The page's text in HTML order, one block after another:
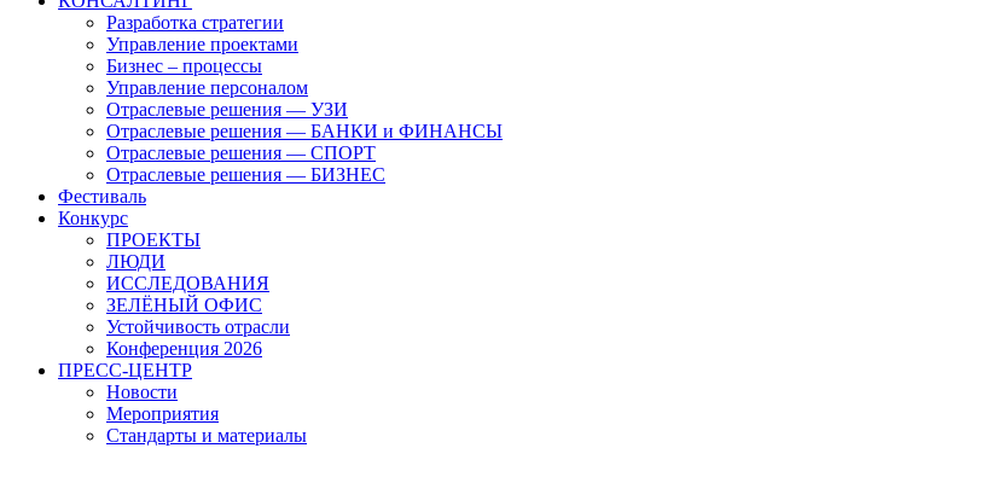
Разработка стратегии
Управление проектами
Бизнес – процессы
Управление персоналом
Отраслевые решения — УЗИ
Отраслевые решения — БАНКИ и ФИНАНСЫ
Отраслевые решения — СПОРТ
Отраслевые решения — БИЗНЕС
Фестиваль
Конкурс
ПРОЕКТЫ
ЛЮДИ
ИССЛЕДОВАНИЯ
ЗЕЛЁНЫЙ ОФИС
Устойчивость отрасли
Конференция 2026
ПРЕСС-ЦЕНТР
Новости
Мероприятия
Стандарты и материалы